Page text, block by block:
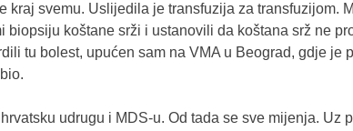
kraj svemu. Uslijedila je transfuzija za transfuzijom.
koštane srži i ustanovili da koštana srž ne
tu bolest, upućen sam na VMA u Beograd, gdje je
udrugu i MDS-u. Od tada se sve mijenja. Uz